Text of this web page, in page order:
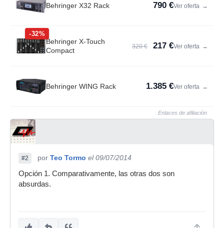
Behringer X32 Rack 790 €Ver oferta →
-32%
Behringer X-Touch
Compact
320 € 217 €Ver oferta →
Behringer WING Rack 1.385 €Ver oferta →
Enlaces de afiliación
#2 por Teo Tormo el 09/07/2014
Opción 1. Comparativamente, las otras dos son
absurdas.